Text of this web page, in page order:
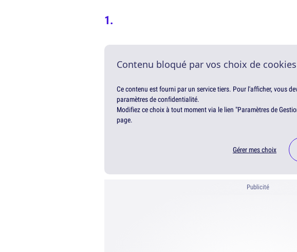
Contenu bloqué par vos choix de cookies
Ce contenu est fourni par un service tiers. Pour l'afficher, vous
paramètres de confidentialité.
Modifiez ce choix à tout moment via le lien "Paramètres de
page.
Gérer mes choix
Publicité